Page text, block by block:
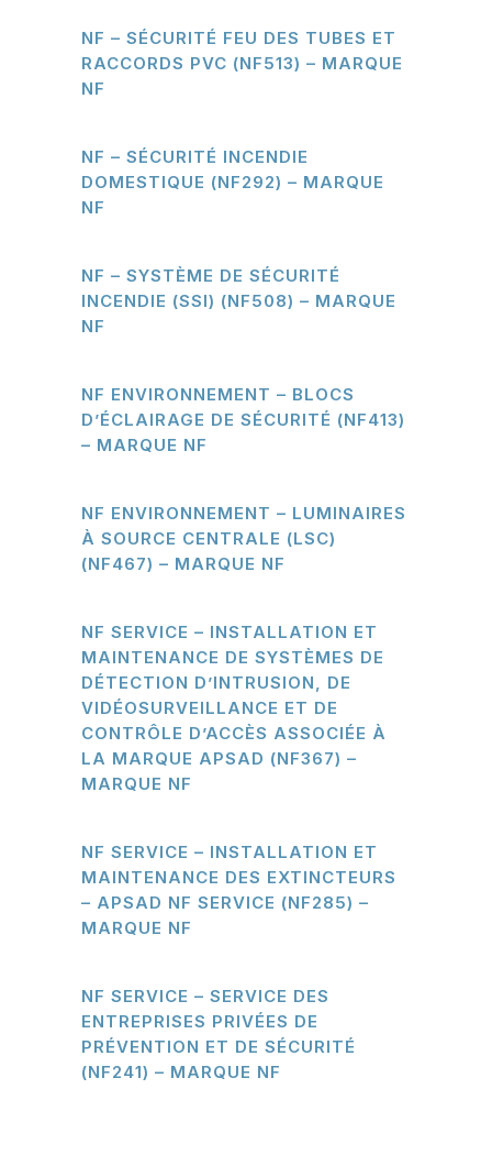
NF – SÉCURITÉ FEU DES TUBES ET
RACCORDS PVC (NF513) – MARQUE
NF
NF – SÉCURITÉ INCENDIE
DOMESTIQUE (NF292) – MARQUE
NF
NF – SYSTÈME DE SÉCURITÉ
INCENDIE (SSI) (NF508) – MARQUE
NF
NF ENVIRONNEMENT – BLOCS
D’ÉCLAIRAGE DE SÉCURITÉ (NF413)
– MARQUE NF
NF ENVIRONNEMENT – LUMINAIRES
À SOURCE CENTRALE (LSC)
(NF467) – MARQUE NF
NF SERVICE – INSTALLATION ET
MAINTENANCE DE SYSTÈMES DE
DÉTECTION D’INTRUSION, DE
VIDÉOSURVEILLANCE ET DE
CONTRÔLE D’ACCÈS ASSOCIÉE À
LA MARQUE APSAD (NF367) –
MARQUE NF
NF SERVICE – INSTALLATION ET
MAINTENANCE DES EXTINCTEURS
– APSAD NF SERVICE (NF285) –
MARQUE NF
NF SERVICE – SERVICE DES
ENTREPRISES PRIVÉES DE
PRÉVENTION ET DE SÉCURITÉ
(NF241) – MARQUE NF